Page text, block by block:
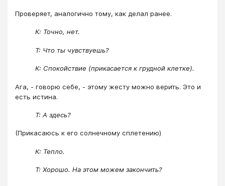
Проверяет, аналогично тому, как делал ранее.
К: Точно, нет.
Т: Что ты чувствуешь?
К: Спокойствие (прикасается к грудной клетке).
Ага, - говорю себе, - этому жесту можно верить. Это и
есть истина.
Т: А здесь?
(Прикасаюсь к его солнечному сплетению)
К: Тепло.
Т: Хорошо. На этом можем закончить?